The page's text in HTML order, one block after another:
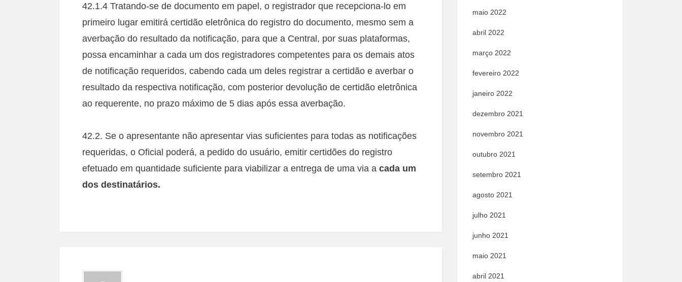
42.1.4 Tratando-se de documento em papel, o registrador que recepciona-lo em
primeiro lugar emitirá certidão eletrônica do registro do documento, mesmo sem a
averbação do resultado da notificação, para que a Central, por suas plataformas,
possa encaminhar a cada um dos registradores competentes para os demais atos
de notificação requeridos, cabendo cada um deles registrar a certidão e averbar o
resultado da respectiva notificação, com posterior devolução de certidão eletrônica
ao requerente, no prazo máximo de 5 dias após essa averbação.
42.2. Se o apresentante não apresentar vias suficientes para todas as notificações
requeridas, o Oficial poderá, a pedido do usuário, emitir certidões do registro
efetuado em quantidade suficiente para viabilizar a entrega de uma via a cada um
dos destinatários.
maio 2022
abril 2022
março 2022
fevereiro 2022
janeiro 2022
dezembro 2021
novembro 2021
outubro 2021
setembro 2021
agosto 2021
julho 2021
junho 2021
maio 2021
abril 2021